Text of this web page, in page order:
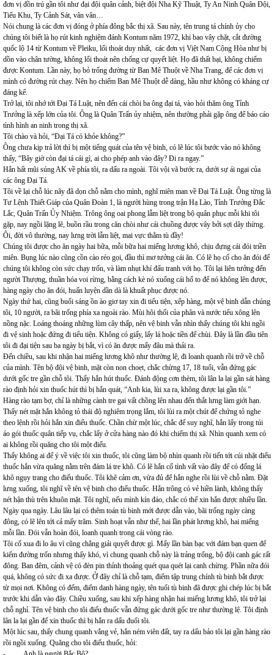
đơn vị đồn trú gần tôi như đại đội quân cảnh, biệt đội Nha Kỹ Thuật, Ty An Ninh Quân Đội,
Tiểu Khu, Ty Cảnh Sát, vân vân…
Nói chung là các đơn vị đóng ở phía đông bắc thị xã. Sau này, tên trung tá chính ủy cho
chúng tôi biết là họ rút kinh nghiệm đánh Kontum năm 1972, khi bao vây chặt, cắt đường
quốc lộ 14 từ Kontum về Pleiku, lối thoát duy nhất, các đơn vị Việt Nam Cộng Hòa như bị
dồn vào chân tường, không lối thoát nên chống cự quyết liệt. Họ đã thất bại, không chiếm
được Kontum. Lần này, họ bỏ trống đường từ Ban Mê Thuột về Nha Trang, để các đơn vị
mình có đường rút chạy. Nên họ chiếm Ban Mê Thuột dễ dàng, hầu như không có kháng cự
đáng kể.
Trở lại, tôi nhớ tới Đại Tá Luật, nên đến cái chòi ba ông đại tá, vào hỏi thăm ông Tỉnh
Trưởng là xếp lớn của tôi. Ông là Quân Trấn ủy nhiệm, nên thường phải gặp ông để báo cáo
tình hình an ninh trong thị xã.
Tôi chào và hỏi, “Đại Tá có khỏe không?”
Ông chưa kịp trả lời thì bị một tiếng quát của tên vệ binh, có lẽ lúc tôi bước vào nó không
thấy, “Bây giờ còn đại tá cái gì, ai cho phép anh vào đây? Đi ra ngay.”
Hắn hất mũi súng AK về phía tôi, ra dấu ra ngoài. Tôi vội vã bước ra, dưới sự ái ngại của
các ông Đại Tá.
Tôi về lại chỗ lúc nãy đã dọn chỗ nằm cho mình, nghĩ miên man về Đại Tá Luật. Ông từng là
Tư Lệnh Thiết Giáp của Quân Đoàn 1, là người hùng trong trận Hạ Lào, Tỉnh Trưởng Đắc
Lắc, Quân Trấn Ủy Nhiệm. Trông ông oai phong lẫm liệt trong bộ quân phục mỗi khi tôi
gặp, nay ngồi lặng lẽ, buồn rầu trong căn chòi như cái chuồng được vây bởi sợi dây thừng.
Ôi, đời vô thường, nay lưng trời lẫm liệt, mai vực thẳm tù đầy!
Chúng tôi được cho ăn ngày hai bữa, mỗi bữa hai miếng lương khô, chịu đựng cái đói triền
miên. Bụng lúc nào cũng cồn cào réo gọi, đầu thì mơ tưởng cái ăn. Có lẽ họ cố cho ăn đói để
chúng tôi không còn sức chạy trốn, và làm nhụt khí đấu tranh với họ. Tôi lại liên tưởng đến
người Thượng, thuần hóa voi rừng, bằng cách kè nó xuống cái hố to để nó không lên được,
hàng ngày cho ăn đói, huấn luyện dần dà là khuất phục được nó.
Ngày thứ hai, cũng buổi sáng ồn ào giơ tay xin đi tiểu tiện, xếp hàng, một vệ binh dẫn chúng
tôi, 10 người, ra bãi trống phía xa ngoài rào. Mùi hôi thối của phân và nước tiểu xông lên
nồng nặc. Loáng thoáng những lùm cây thấp, nên vệ binh vẫn nhìn thấy chúng tôi khi ngồi
đi vệ sinh hoặc đứng đi tiểu tiện. Không có giấy, lấy lá hoặc tiền để chùi. Đây là lần đầu tiên
tôi đi đại tiện sau ba ngày bị bắt, vì có ăn được mấy đâu mà thải ra.
Đến chiều, sau khi nhận hai miếng lương khô như thường lệ, đi loanh quanh rồi trở về chỗ
của mình. Tên bộ đội vệ binh, mặt còn non choẹt, chắc chừng 17, 18 tuổi, vẫn đứng gác
dưới gốc tre gần chỗ tôi. Thấy hắn hút thuốc. Đánh động cơn thèm, tôi lân la lại gần sát hàng
rào định hỏi xin thuốc hút thì bị hắn quát, “Anh kia, lùi xa ra, không được lại gần tôi.”
Hàng rào tạm bợ, chỉ là những cành tre gai vất chồng lên nhau đến thắt lưng làm giới hạn.
Thấy nét mặt hắn không tỏ thái độ nghiêm trọng lắm, tôi lùi ra một chút để chứng tỏ nghe
theo lệnh rồi hỏi hắn xin điếu thuốc. Chần chừ một lúc, chắc để suy nghĩ, hắn lấy trong túi
áo gói thuốc quân tiếp vụ, chắc lấy ở cửa hàng nào đó khi chiếm thị xã. Nhìn quanh xem có
ai không rồi quăng cho tôi một điếu.
Thấy không ai để ý về việc tôi xin thuốc, tôi cũng làm bộ nhìn quanh rồi tiến tới cúi nhặt điếu
thuốc hắn vừa quăng nằm trên đám lá tre khô. Có lẽ hắn cố tình vất vào đây để có đống lá
khô ngụy trang cho điếu thuốc. Tôi khẽ cảm ơn, vừa đủ để hắn nghe rồi lùi về chỗ nằm. Đặt
lưng xuống, tôi nghĩ về tên vệ binh cho điếu thuốc. Hắn trông có vẻ hiền lành, không thấy
nét hận thù trên khuôn mặt. Tôi nghĩ, nếu mình kín đáo, chắc có thể xin hắn được nhiều lần.
Ngày qua ngày. Lâu lâu lại có thêm toán tù binh mới được dẫn vào, bãi trống ngày càng
đông, có lẽ lên tới cả mấy trăm. Sinh hoạt vẫn như thế, hai lần phát lương khô, hai miếng
mỗi lần. Đói vẫn hoàn đói, loanh quanh trong cái vòng rào.
Tôi cố xua đi lo âu vì cũng chẳng giải quyết được gì. Mấy lần bàn bạc với đám bạn quen để
kiếm đường trốn nhưng thấy khó, vì chung quanh chỗ này là trảng trống, bộ đội canh gác rất
đông. Ban đêm, cảnh vệ có đèn pin thỉnh thoảng quét qua quét lại canh chừng. Phần nữa đói
quá, không có sức đi xa được. Ở đây chỉ là chỗ tạm, điểm tập trung chính tù binh bắt được
từ mọi nơi. Không có đếm, điểm danh hàng ngày, tên tuổi tù binh đã được ghi chép lúc bị bắt
trước khi dẫn vào đây. Chiều xuống, sau khi xếp hàng nhận hai miếng lương khô, tôi trở lại
chỗ nghỉ. Tên vệ binh cho tôi điếu thuốc vẫn đứng gác dưới gốc tre như thường lệ. Tôi định
lân la lại gần để xin thuốc thì bị hắn ra dấu đuổi tôi.
Một lúc sau, thấy chung quanh vắng vẻ, hắn ném viên đất, tay ra dấu bảo tôi lại gần hàng rào
rồi ngồi xuống. Quăng cho tôi điếu thuốc, hỏi: